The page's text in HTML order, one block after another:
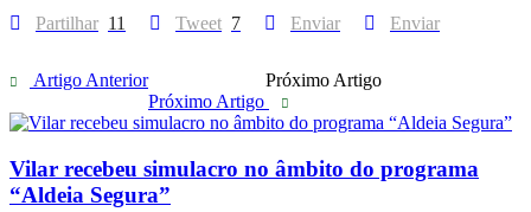
Partilhar 11 Tweet 7 Enviar Enviar
Artigo Anterior
Próximo Artigo
Próximo Artigo
Vilar recebeu simulacro no âmbito do programa
“Aldeia Segura”